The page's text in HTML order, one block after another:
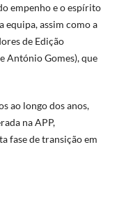
empenho e o espírito
equipa, assim como a
de Edição
António Gomes), que
ao longo dos anos,
na APP,
fase de transição em